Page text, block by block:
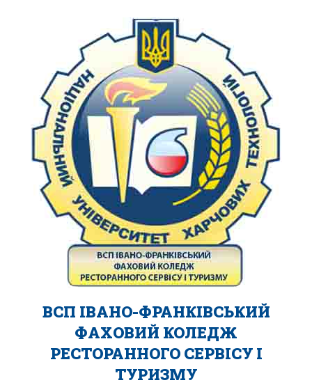
ВСП ІВАНО-ФРАНКІВСЬКИЙ
ФАХОВИЙ КОЛЕДЖ
РЕСТОРАННОГО СЕРВІСУ І
ТУРИЗМУ